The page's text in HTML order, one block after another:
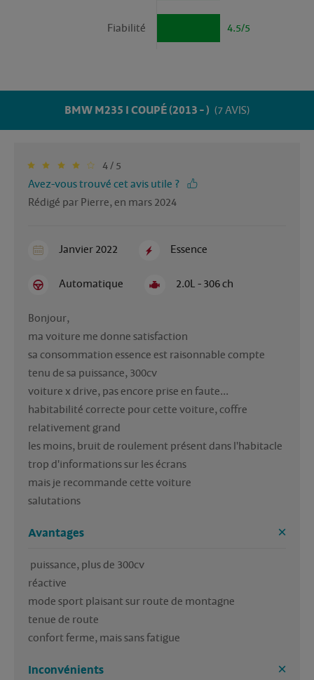
4.5/5
Fiabilité
BMW M235 I COUPÉ (2013 - ) (7 AVIS)
4 / 5
Avez-vous trouvé cet avis utile ?
Rédigé par Pierre, en mars 2024
Janvier 2022 Essence
Automatique 2.0L - 306 ch
Bonjour,
ma voiture me donne satisfaction
sa consommation essence est raisonnable compte
tenu de sa puissance, 300cv
voiture x drive, pas encore prise en faute...
habitabilité correcte pour cette voiture, coffre
relativement grand
les moins, bruit de roulement présent dans l'habitacle
trop d'informations sur les écrans
mais je recommande cette voiture
Avantages
réactive
mode sport plaisant sur route de montagne
tenue de route
Inconvénients